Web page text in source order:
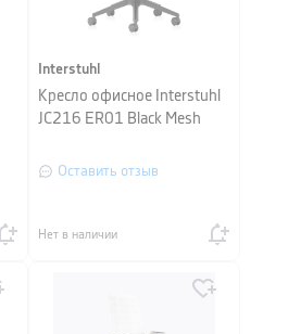
Interstuhl
Кресло офисное Interstuhl
JC216 ER01 Black Mesh
Оставить отзыв
Нет в наличии